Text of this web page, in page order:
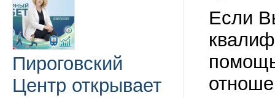
Пироговский
Центр открывает
Если